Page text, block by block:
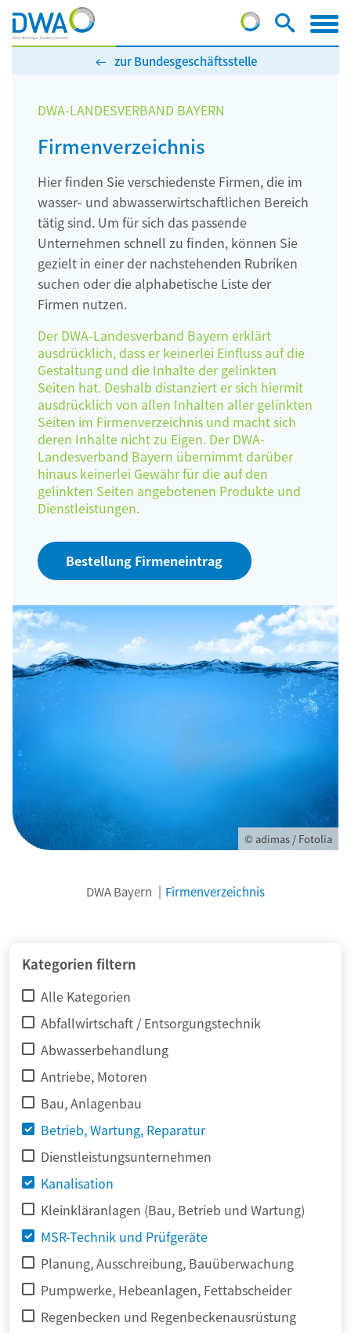
zur Bundesgeschäftsstelle
DWA-LANDESVERBAND BAYERN
Firmenverzeichnis
Hier finden Sie verschiedenste Firmen, die im
wasser- und abwasserwirtschaftlichen Bereich
tätig sind. Um für sich das passende
Unternehmen schnell zu finden, können Sie
gezielt in einer der nachstehenden Rubriken
suchen oder die alphabetische Liste der
Firmen nutzen.
Der DWA-Landesverband Bayern erklärt
ausdrücklich, dass er keinerlei Einfluss auf die
Gestaltung und die Inhalte der gelinkten
Seiten hat. Deshalb distanziert er sich hiermit
ausdrücklich von allen Inhalten aller gelinkten
Seiten im Firmenverzeichnis und macht sich
deren Inhalte nicht zu Eigen. Der DWA-
Landesverband Bayern übernimmt darüber
hinaus keinerlei Gewähr für die auf den
gelinkten Seiten angebotenen Produkte und
Dienstleistungen.
Bestellung Firmeneintrag
© adimas / Fotolia
DWA Bayern Firmenverzeichnis
Kategorien filtern
Alle Kategorien
Abfallwirtschaft / Entsorgungstechnik
Abwasserbehandlung
Antriebe, Motoren
Bau, Anlagenbau
Betrieb, Wartung, Reparatur
Dienstleistungsunternehmen
Kanalisation
Kleinkläranlagen (Bau, Betrieb und Wartung)
MSR-Technik und Prüfgeräte
Planung, Ausschreibung, Bauüberwachung
Pumpwerke, Hebeanlagen, Fettabscheider
Regenbecken und Regenbeckenausrüstung